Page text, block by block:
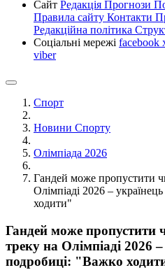
Сайт Редакція Прогнози
Правила сайту Контакти
Редакційна політика
Соціальні мережі facebook
viber
Спорт
Новини Спорту
Олімпіада 2026
Гандей може пропустити
Олімпіаді 2026 –
ходити"
Гандей може пропустити
треку на Олімпіаді 2026
подробиці: "Важко